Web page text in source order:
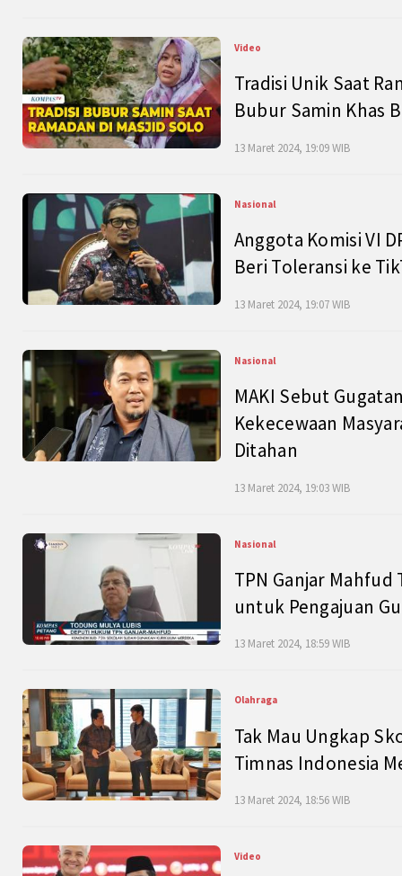
Video
Tradisi Unik Saat
Bubur Samin Khas
13 Maret 2024, 19:09 WIB
Nasional
Anggota Komisi VI
Beri Toleransi ke
13 Maret 2024, 19:07 WIB
Nasional
MAKI Sebut
Kekecewaan
Ditahan
13 Maret 2024, 19:03 WIB
Nasional
TPN Ganjar
untuk Pengajuan
13 Maret 2024, 18:59 WIB
Olahraga
Tak Mau Ungkap
Timnas Indonesia
13 Maret 2024, 18:56 WIB
Video